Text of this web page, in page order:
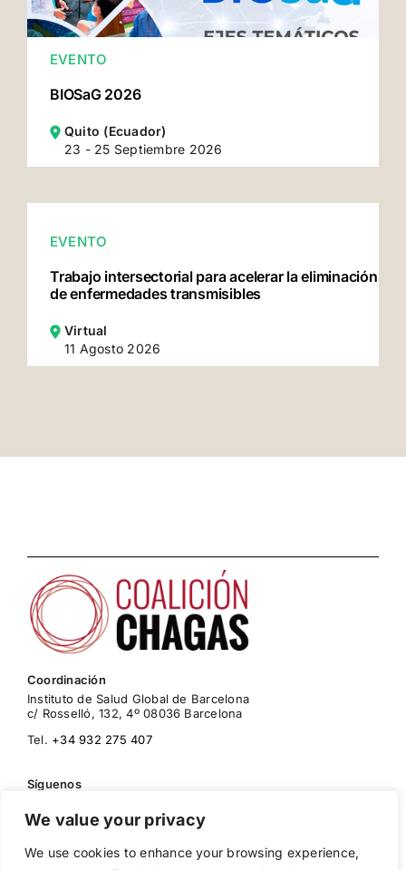
We value your privacy
We use cookies to enhance your browsing experience,
EVENTO
BIOSaG 2026
Quito (Ecuador)
23 - 25 Septiembre 2026
EVENTO
Trabajo intersectorial para acelerar la eliminación
de enfermedades transmisibles
Virtual
11 Agosto 2026
Coordinación
Instituto de Salud Global de Barcelona
c/ Rosselló, 132, 4º 08036 Barcelona
Tel. +34 932 275 407
Síguenos
Política de Cookies